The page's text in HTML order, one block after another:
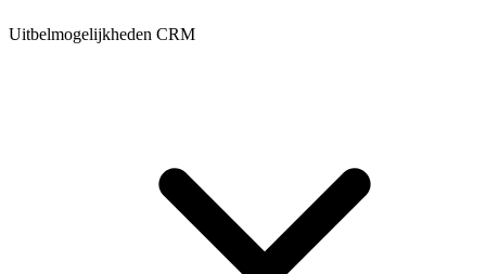
Uitbelmogelijkheden CRM